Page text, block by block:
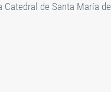
de Santa María de